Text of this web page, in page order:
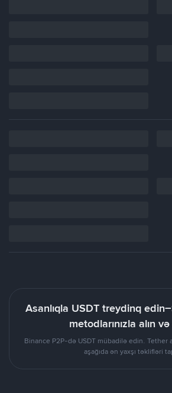
Asanlıqla USDT treydinq
metodlarınızla alın və
Binance P2P-də USDT mübadilə edin. Tether
aşağıda ən yaxşı təklifləri